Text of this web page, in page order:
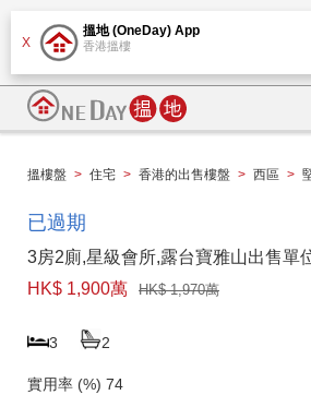
X
搵地 (OneDay) App
香港搵樓
搵樓盤 > 住宅 > 香港的出售樓盤 > 西區 >
已過期
3房2廁,星級會所,露台寶雅山出售單
HK$ 1,900萬
HK$ 1,970萬
3 2
實用率 (%) 74